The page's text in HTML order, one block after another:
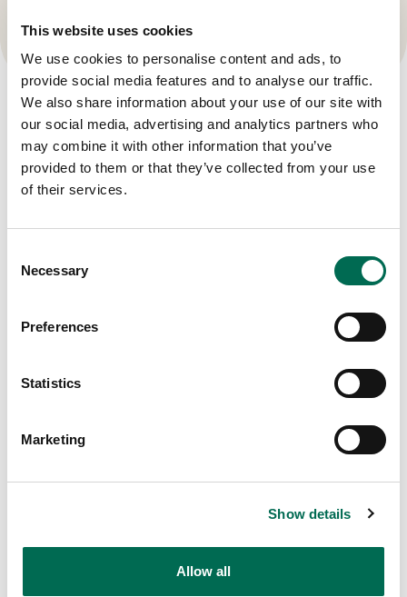
This website uses cookies
We use cookies to personalise content and ads, to
provide social media features and to analyse our traffic.
We also share information about your use of our site with
our social media, advertising and analytics partners who
may combine it with other information that you’ve
provided to them or that they’ve collected from your use
of their services.
Selection
Necessary
Preferences
Statistics
Marketing
Show details
Allow all
Produkter
Se här